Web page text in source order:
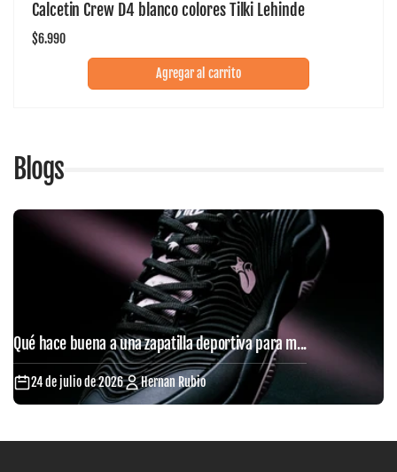
Calcetin Crew D4 blanco colores Tilki Lehinde
Precio
$6.990
Agregar al carrito
Blogs
Qué hace buena a una zapatilla deportiva para m...
24 de julio de 2026 Hernan Rubio